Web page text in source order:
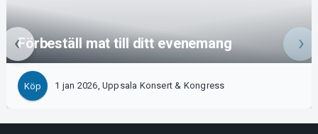
Förbeställ mat till ditt evenemang
Köp 1 jan 2026, Uppsala Konsert & Kongress